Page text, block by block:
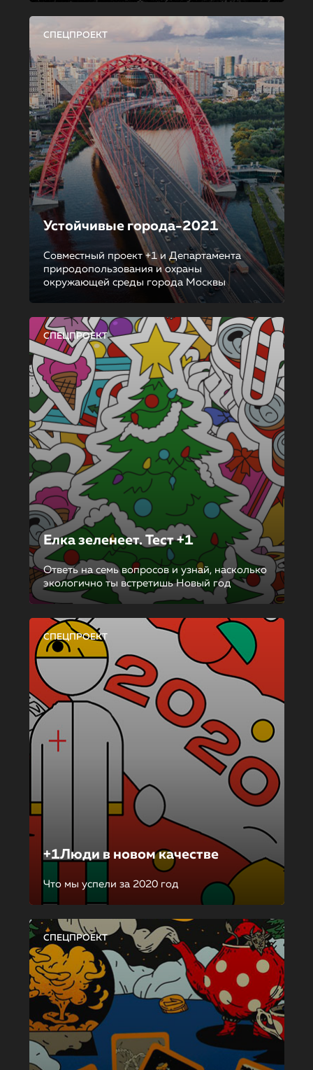
СПЕЦПРОЕКТ
Устойчивые города-2021
Совместный проект +1 и Департамента
природопользования и охраны
окружающей среды города Москвы
СПЕЦПРОЕКТ
Елка зеленеет. Тест +1
Ответь на семь вопросов и узнай, насколько
экологично ты встретишь Новый год
СПЕЦПРОЕКТ
+1Люди в новом качестве
Что мы успели за 2020 год
СПЕЦПРОЕКТ